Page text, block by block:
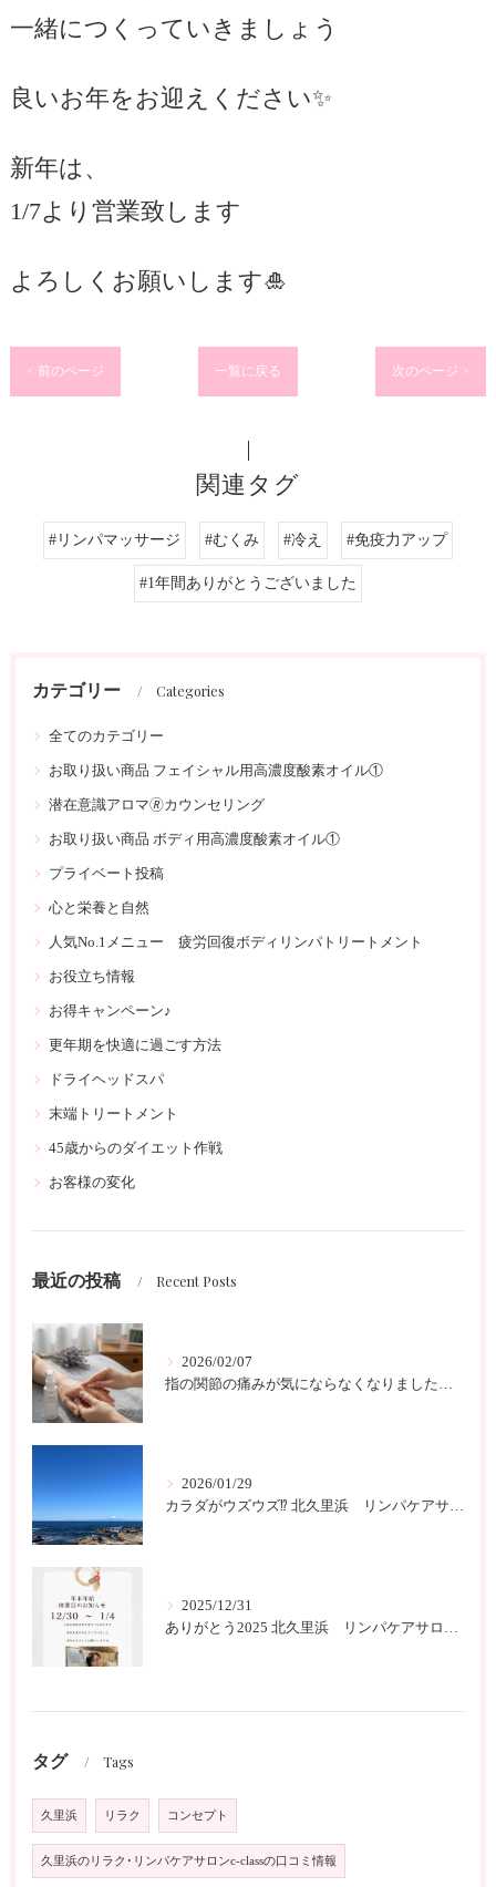
一緒につくっていきましょう
良いお年をお迎えください✨
新年は、
1/7より営業致します
よろしくお願いします🎍
< 前のページ 一覧に戻る 次のページ >
関連タグ
#リンパマッサージ #むくみ #冷え #免疫力アップ
#1年間ありがとうございました
カテゴリー Categories
全てのカテゴリー
お取り扱い商品 フェイシャル用高濃度酸素オイル①
潜在意識アロマ🄬カウンセリング
お取り扱い商品 ボディ用高濃度酸素オイル①
プライベート投稿
心と栄養と自然
人気No.1メニュー 疲労回復ボディリンパトリートメント
お役立ち情報
お得キャンペーン♪
更年期を快適に過ごす方法
ドライヘッドスパ
末端トリートメント
45歳からのダイエット作戦
お客様の変化
最近の投稿 Recent Posts
2026/02/07
指の関節の痛みが気にならなくなりました 北久里浜 リンパケアサロンc-class
2026/01/29
カラダがウズウズ⁉️ 北久里浜 リンパケアサロンc-class
2025/12/31
ありがとう2025 北久里浜 リンパケアサロンc-class
タグ Tags
久里浜 リラク コンセプト
久里浜のリラク･リンパケアサロンc-classの口コミ情報